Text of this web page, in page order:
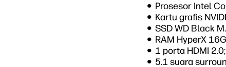
Prosesor Intel
Kartu grafis
SSD WD Black
RAM HyperX
1 porta HDMI
5.1 suara